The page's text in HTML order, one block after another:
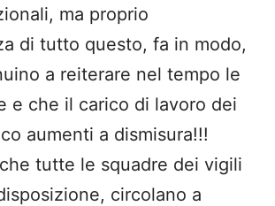
ma proprio
di tutto questo, fa in modo,
a reiterare nel tempo le
e che il carico di lavoro dei
aumenti a dismisura!!!
tutte le squadre dei vigili
circolano a